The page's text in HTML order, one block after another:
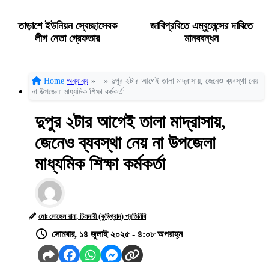
তাড়াশে ইউনিয়ন স্বেচ্ছাসেবক
লীগ নেতা গ্রেফতার
জাবিপ্রবিতে এম্বুলেন্সের দাবিতে
মানববন্ধন
Home অন্যান্য » » দুপুর ২টার আগেই তালা মাদ্রাসায়, জেনেও ব্যবস্থা নেয়
না উপজেলা মাধ্যমিক শিক্ষা কর্মকর্তা
দুপুর ২টার আগেই তালা মাদ্রাসায়,
জেনেও ব্যবস্থা নেয় না উপজেলা
মাধ্যমিক শিক্ষা কর্মকর্তা
মোঃ সোহেল রানা, চিলমারী (কুড়িগ্রাম) প্রতিনিধি
সোমবার, ১৪ জুলাই ২০২৫ - ৪:০৮ অপরাহ্ন